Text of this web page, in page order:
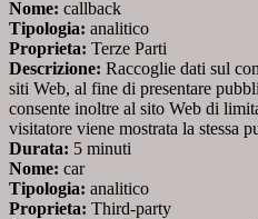
Nome: callback
Tipologia: analitico
Proprieta: Terze Parti
Descrizione: Raccoglie dati sul
siti Web, al fine di presentare
consente inoltre al sito Web di
visitatore viene mostrata la stessa
Durata: 5 minuti
Nome: car
Tipologia: analitico
Proprieta: Third-party